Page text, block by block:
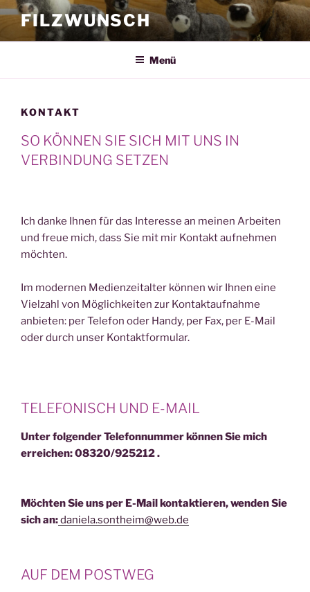
Zum
Inhalt
springen
FILZWUNSCH
Menü
KONTAKT
SO KÖNNEN SIE SICH MIT UNS IN
VERBINDUNG SETZEN
Ich danke Ihnen für das Interesse an meinen Arbeiten
und freue mich, dass Sie mit mir Kontakt aufnehmen
möchten.
Im modernen Medienzeitalter können wir Ihnen eine
Vielzahl von Möglichkeiten zur Kontaktaufnahme
anbieten: per Telefon oder Handy, per Fax, per E-Mail
oder durch unser Kontaktformular.
TELEFONISCH UND E-MAIL
Unter folgender Telefonnummer können Sie mich
erreichen: 08320/925212 .
Möchten Sie uns per E-Mail kontaktieren, wenden Sie
sich an:daniela.sontheim@web.de
AUF DEM POSTWEG